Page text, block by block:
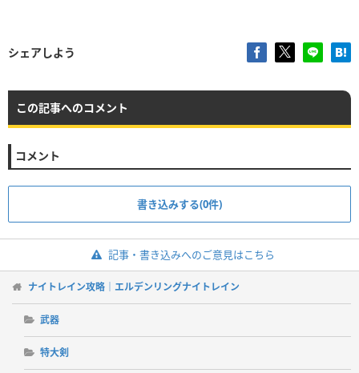
シェアしよう
この記事へのコメント
コメント
書き込みする(0件)
記事・書き込みへのご意見はこちら
ナイトレイン攻略｜エルデンリングナイトレイン
武器
特大剣